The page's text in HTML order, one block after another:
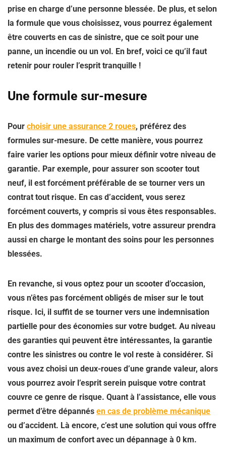
prise en charge d’une personne blessée. De plus, et selon
la formule que vous choisissez, vous pourrez également
être couverts en cas de sinistre, que ce soit pour une
panne, un incendie ou un vol. En bref, voici ce qu’il faut
retenir pour rouler l’esprit tranquille !
Une formule sur-mesure
Pour choisir une assurance 2 roues, préférez des
formules sur-mesure. De cette manière, vous pourrez
faire varier les options pour mieux définir votre niveau de
garantie. Par exemple, pour assurer son scooter tout
neuf, il est forcément préférable de se tourner vers un
contrat tout risque. En cas d’accident, vous serez
forcément couverts, y compris si vous êtes responsables.
En plus des dommages matériels, votre assureur prendra
aussi en charge le montant des soins pour les personnes
blessées.
En revanche, si vous optez pour un scooter d’occasion,
vous n’êtes pas forcément obligés de miser sur le tout
risque. Ici, il suffit de se tourner vers une indemnisation
partielle pour des économies sur votre budget. Au niveau
des garanties qui peuvent être intéressantes, la garantie
contre les sinistres ou contre le vol reste à considérer. Si
vous avez choisi un deux-roues d’une grande valeur, alors
vous pourrez avoir l’esprit serein puisque votre contrat
couvre ce genre de risque. Quant à l’assistance, elle vous
permet d’être dépannés en cas de problème mécanique
ou d’accident. Là encore, c’est une solution qui vous offre
un maximum de confort avec un dépannage à 0 km.